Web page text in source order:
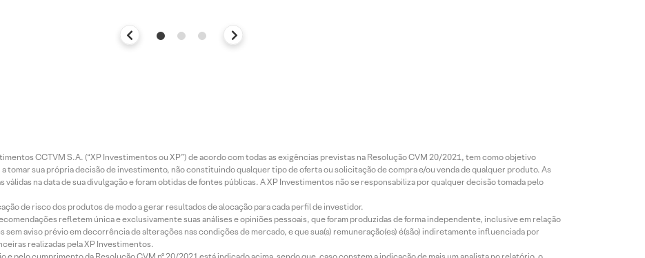
CCTVM S.A. (“XP Investimentos ou XP”) de acordo com todas as exigências previstas na Resolução CVM 20/2021, tem como objetivo
tomar sua própria decisão de investimento, não constituindo qualquer tipo de oferta ou solicitação de compra e/ou venda de qualquer produto. As
na data de sua divulgação e foram obtidas de fontes públicas. A XP Investimentos não se responsabiliza por qualquer decisão tomada pelo
de risco dos produtos de modo a gerar resultados de alocação para cada perfil de investidor.
refletem única e exclusivamente suas análises e opiniões pessoais, que foram produzidas de forma independente, inclusive em relação
sem aviso prévio em decorrência de alterações nas condições de mercado, e que sua(s) remuneração(es) é(são) indiretamente influenciada por
realizadas pela XP Investimentos.